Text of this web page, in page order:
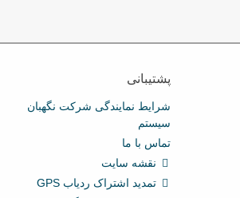
پشتیبانی
شرایط نمایندگی شرکت نگهبان
سیستم
تماس با ما
نقشه سایت
تمدید اشتراک ردیاب GPS